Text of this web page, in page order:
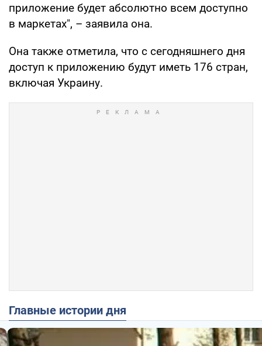
приложение будет абсолютно всем доступно
в маркетах", – заявила она.
Она также отметила, что с сегодняшнего дня
доступ к приложению будут иметь 176 стран,
включая Украину.
Главные истории дня